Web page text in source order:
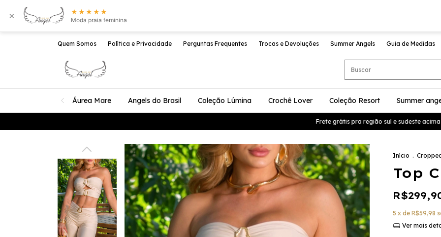
× ★★★★★
Moda praia feminina
Quem Somos Política e Privacidade Perguntas Frequentes Trocas e Devoluções Summer Angels Guia de Medidas
Áurea Mare Angels do Brasil Coleção Lúmina Crochê Lover Coleção Resort Summer
Frete grátis pra região sul e sudeste acima de
Início .
Top
5 x de R$59,98
Ver mais